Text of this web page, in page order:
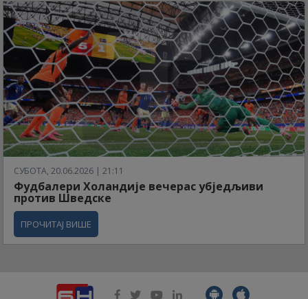
СУБОТА, 20.06.2026 | 21:11
Фудбалери Холандије вечерас убједљиви
против Шведске
ПРОЧИТАЈ ВИШЕ